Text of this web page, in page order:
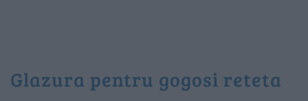
glazura pentru gogosi reteta